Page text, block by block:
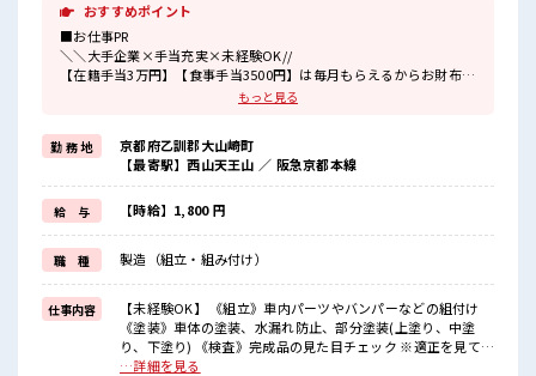
おすすめポイント
■お仕事PR
＼＼大手企業×手当充実×未経験OK//
【在籍手当3万円】【食事手当3500円】は毎月もらえるからお財布が
手当だけで満足しないで！
高時給1800円～なんです！
月収は44万円以上可！
交替勤務は夜勤手当が付くので稼げる！
こんな好条件迷ってたらモッタイナイ！
通勤方法は自転車やバイク通勤OK！
長岡京/京阪淀駅/阪急西山天王山駅から無料送迎バスも出ているので
ラクチン！
お仕事は組立、
塗装、
溶接等さまざまな部署あり！
フォロー体制バッチリなので未経験の方も安心スタート！
もっと見る
勤 務 地
京都府乙訓郡大山崎町
【最寄駅】西山天王山 ／ 阪急京都本線
給 与 【時給】1,800 円
職 種 製造（組立・組み付け）
仕事内容
【未経験OK】 《組立》車内パーツやバンパーなどの組付け
《塗装》車体の塗装、水漏れ防止、部分塗装(上塗り、中塗
り、下塗り) 《検査》完成品の見た目チェック ※適正を見て、
配属先が決定します ■お仕事PR ＼＼大手企業×手当充実×未
…詳細を見る